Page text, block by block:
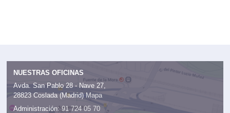
NUESTRAS OFICINAS
Avda. San Pablo 28 - Nave 27,
28823 Coslada (Madrid) Mapa
Administración: 91 724 05 70